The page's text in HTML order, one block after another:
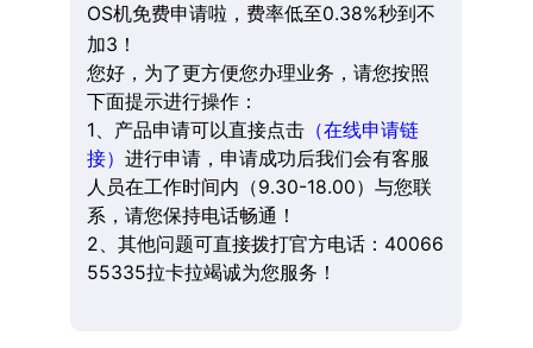
OS机免费申请啦，费率低至0.38%秒到不
加3！
您好，为了更方便您办理业务，请您按照
下面提示进行操作：
1、产品申请可以直接点击（在线申请链
接） 进行申请，申请成功后我们会有客服
人员在工作时间内（9.30-18.00）与您联
系，请您保持电话畅通！
2、其他问题可直接拨打官方电话：40066
55335拉卡拉竭诚为您服务！